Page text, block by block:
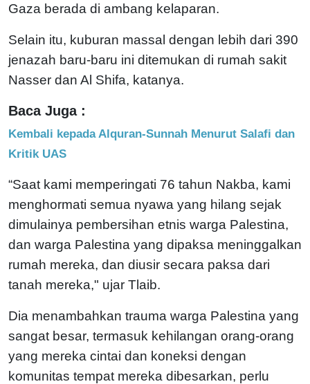
Gaza berada di ambang kelaparan.
Selain itu, kuburan massal dengan lebih dari 390
jenazah baru-baru ini ditemukan di rumah sakit
Nasser dan Al Shifa, katanya.
Baca Juga :
Kembali kepada Alquran-Sunnah Menurut Salafi dan
Kritik UAS
“Saat kami memperingati 76 tahun Nakba, kami
menghormati semua nyawa yang hilang sejak
dimulainya pembersihan etnis warga Palestina,
dan warga Palestina yang dipaksa meninggalkan
rumah mereka, dan diusir secara paksa dari
tanah mereka," ujar Tlaib.
Dia menambahkan trauma warga Palestina yang
sangat besar, termasuk kehilangan orang-orang
yang mereka cintai dan koneksi dengan
komunitas tempat mereka dibesarkan, perlu